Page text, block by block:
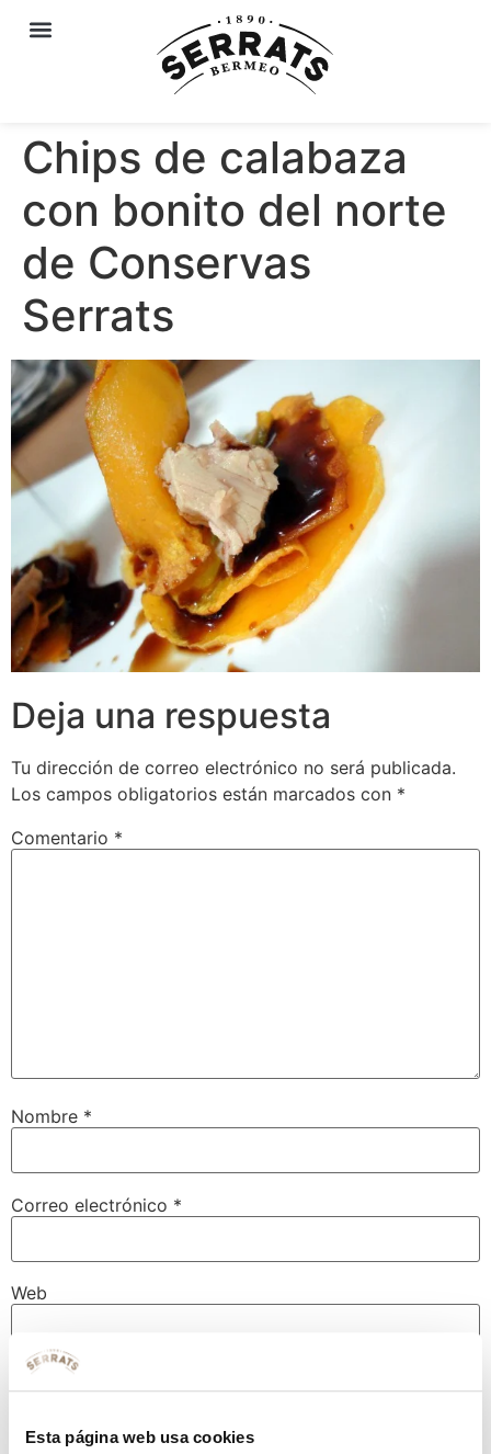
Esta página web usa cookies
Chips de calabaza
con bonito del norte
de Conservas
Serrats
Deja una respuesta
Tu dirección de correo electrónico no será publicada.
Los campos obligatorios están marcados con *
Comentario *
Nombre *
Correo electrónico *
Web